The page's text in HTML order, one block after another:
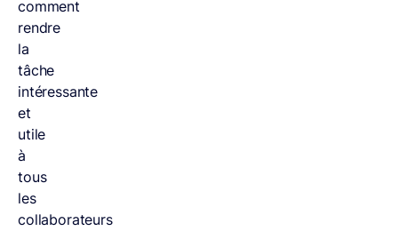
comment
rendre
la
tâche
intéressante
et
utile
à
tous
les
collaborateurs